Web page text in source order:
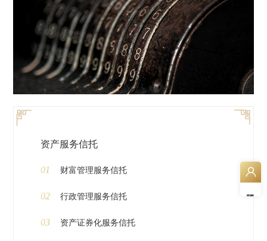
资产服务信托
01 财富管理服务信托
02 行政管理服务信托
03 资产证券化服务信托